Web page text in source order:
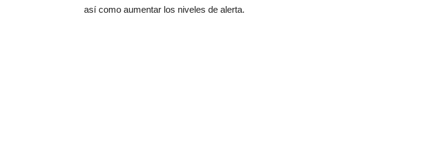
así como aumentar los niveles de alerta.